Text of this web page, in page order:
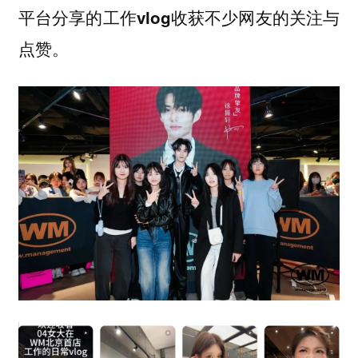
平台分享的工作vlog收获不少网友的关注与
点赞。